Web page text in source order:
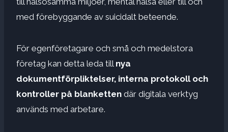
med förebyggande av suicidalt beteende.
För egenföretagare och små och medelstora
företag kan detta leda till nya
dokumentförpliktelser, interna protokoll och
kontroller på blanketten där digitala verktyg
används med arbetare.